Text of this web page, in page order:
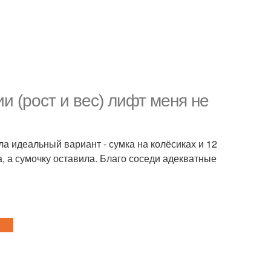
(рост и вес) лифт меня не
вариант - сумка на колёсиках и 12
сумочку оставила. Благо соседи адекватные